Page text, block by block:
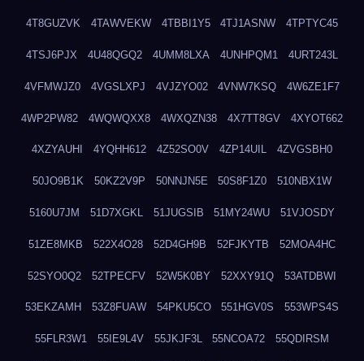
4T8GUZVK 4TAWVEKW 4TBBI1Y5 4TJ1ASNW 4TPTYC45
4TSJ6PJX 4U48QGQ2 4UMM8LXA 4UNHPQM1 4URT243L
4VFMWJZ0 4VGSLXPJ 4VJZYO02 4VNW7KSQ 4W6ZE1F7
4WP2PW82 4WQWQXX8 4WXQZN38 4X7TT8GV 4XYOT662
4XZYAUHI 4YQHH612 4Z52SO0V 4ZP14UIL 4ZVGSBH0
50JO9B1K 50KZ2V9P 50NNJN5E 50S8F1Z0 510NBX1W
5160U7JM 51D7XGKL 51JUGSIB 51MY24WU 51VJOSDY
51ZE8MKB 522X4O28 52D4GH9B 52FJKYTB 52MOA4HC
52SYO0Q2 52TPECFV 52W5K0BY 52XXY91Q 53ATDBWI
53EKZAMH 53Z8FUAW 54PKU5CO 551HGV0S 553WPS4S
55FLR3W1 55IE9L4V 55JKJF3L 55NCOA72 55QDIRSM